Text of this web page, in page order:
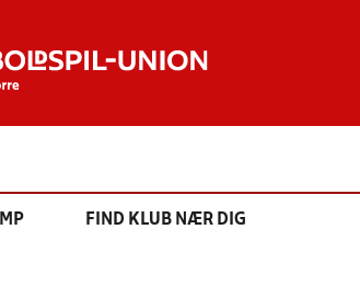
FIND KLUB NÆR DIG